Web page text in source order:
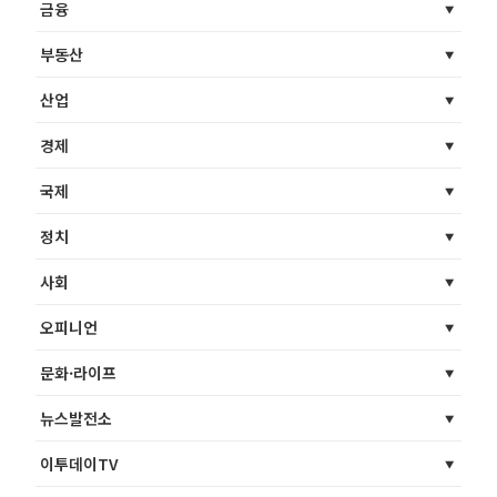
금융
부동산
산업
경제
국제
정치
사회
오피니언
문화·라이프
뉴스발전소
이투데이TV